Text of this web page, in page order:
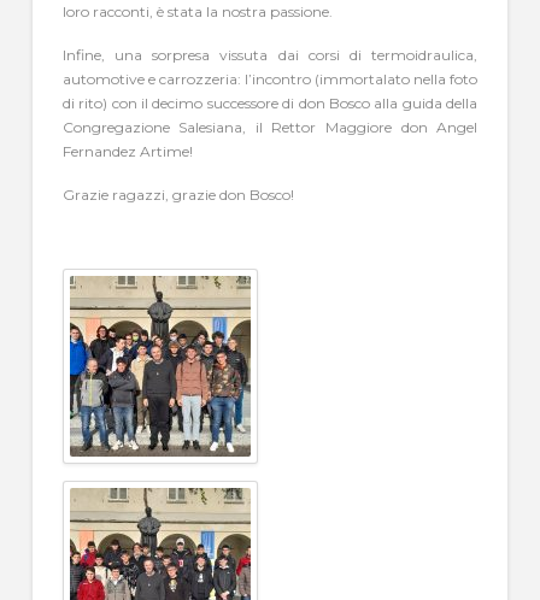
loro racconti, è stata la nostra passione.
Infine, una sorpresa vissuta dai corsi di termoidraulica,
automotive e carrozzeria: l’incontro (immortalato nella foto
di rito) con il decimo successore di don Bosco alla guida della
Congregazione Salesiana, il Rettor Maggiore don Angel
Fernandez Artime!
Grazie ragazzi, grazie don Bosco!